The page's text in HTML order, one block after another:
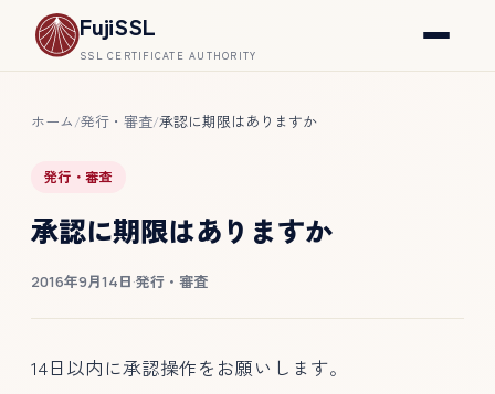
FujiSSL
SSL CERTIFICATE AUTHORITY
ホーム/発行・審査/承認に期限はありますか
発行・審査
承認に期限はありますか
2016年9月14日·発行・審査
14日以内に承認操作をお願いします。